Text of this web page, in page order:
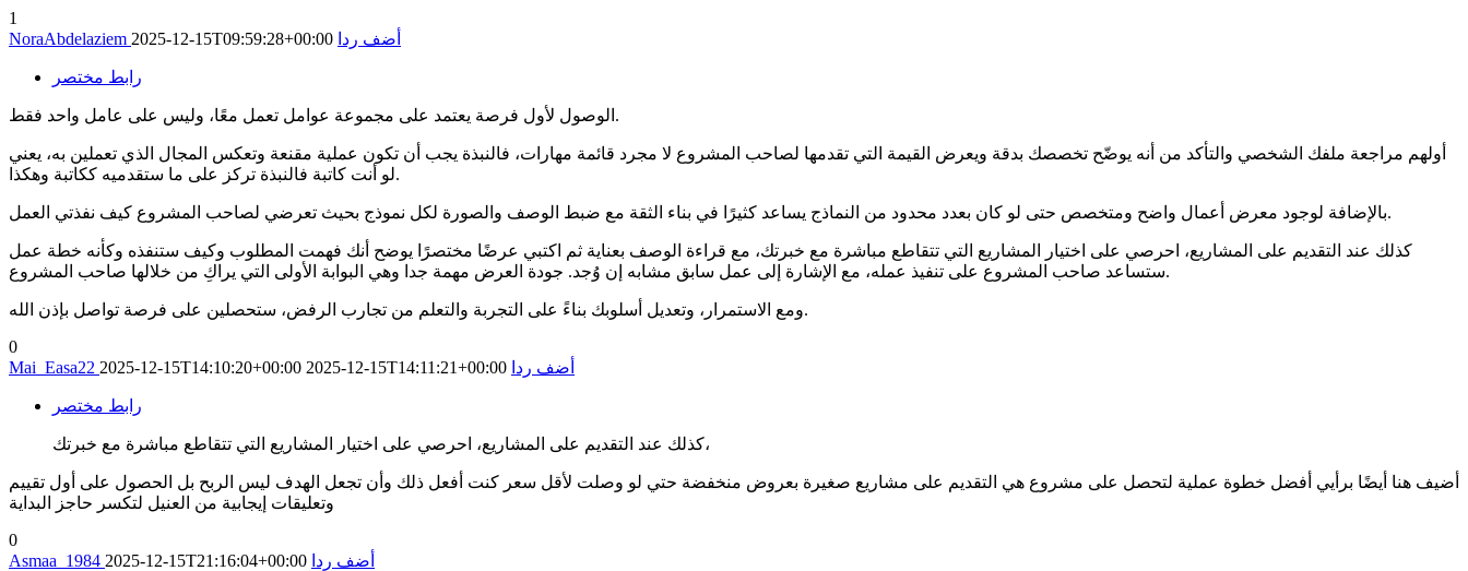
1
NoraAbdelaziem 2025-12-15T09:59:28+00:00 أضف ردا
رابط مختصر
الوصول لأول فرصة يعتمد على مجموعة عوامل تعمل معًا، وليس على عامل واحد فقط.
أولهم مراجعة ملفك الشخصي والتأكد من أنه يوضّح تخصصك بدقة ويعرض القيمة التي تقدمها لصاحب المشروع لا مجرد قائمة مهارات، فالنبذة يجب أن تكون عملية مقنعة وتعكس المجال الذي تعملين به، يعني
لو أنت كاتبة فالنبذة تركز على ما ستقدميه ككاتبة وهكذا.
بالإضافة لوجود معرض أعمال واضح ومتخصص حتى لو كان بعدد محدود من النماذج يساعد كثيرًا في بناء الثقة مع ضبط الوصف والصورة لكل نموذج بحيث تعرضي لصاحب المشروع كيف نفذتي العمل.
كذلك عند التقديم على المشاريع، احرصي على اختيار المشاريع التي تتقاطع مباشرة مع خبرتك، مع قراءة الوصف بعناية ثم اكتبي عرضًا مختصرًا يوضح أنك فهمت المطلوب وكيف ستنفذه وكأنه خطة عمل
ستساعد صاحب المشروع على تنفيذ عمله، مع الإشارة إلى عمل سابق مشابه إن وُجد. جودة العرض مهمة جدا وهي البوابة الأولى التي يراكِ من خلالها صاحب المشروع.
ومع الاستمرار، وتعديل أسلوبك بناءً على التجربة والتعلم من تجارب الرفض، ستحصلين على فرصة تواصل بإذن الله.
0
Mai_Easa22 2025-12-15T14:10:20+00:00 2025-12-15T14:11:21+00:00 أضف ردا
رابط مختصر
كذلك عند التقديم على المشاريع، احرصي على اختيار المشاريع التي تتقاطع مباشرة مع خبرتك،
أضيف هنا أيضًا برأيي أفضل خطوة عملية لتحصل على مشروع هي التقديم على مشاريع صغيرة بعروض منخفضة حتي لو وصلت لأقل سعر كنت أفعل ذلك وأن تجعل الهدف ليس الربح بل الحصول على أول تقييم
وتعليقات إيجابية من العنيل لتكسر حاجز البداية
0
Asmaa_1984 2025-12-15T21:16:04+00:00 أضف ردا